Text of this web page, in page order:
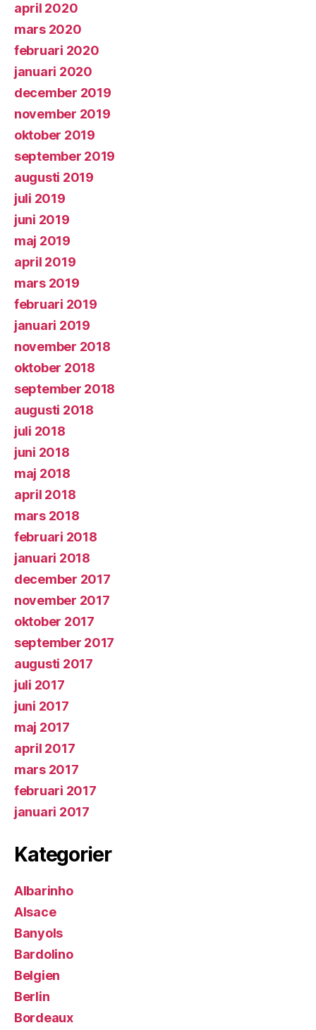
april 2020
mars 2020
februari 2020
januari 2020
december 2019
november 2019
oktober 2019
september 2019
augusti 2019
juli 2019
juni 2019
maj 2019
april 2019
mars 2019
februari 2019
januari 2019
november 2018
oktober 2018
september 2018
augusti 2018
juli 2018
juni 2018
maj 2018
april 2018
mars 2018
februari 2018
januari 2018
december 2017
november 2017
oktober 2017
september 2017
augusti 2017
juli 2017
juni 2017
maj 2017
april 2017
mars 2017
februari 2017
januari 2017
Kategorier
Albarinho
Alsace
Banyols
Bardolino
Belgien
Berlin
Bordeaux